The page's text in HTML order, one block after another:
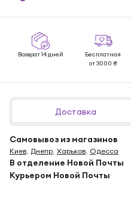
Возврат 14 дней
Бесплатная
от 3000 ₴
Доставка
Самовывоз из магазинов
Киев, Днепр, Харьков, Одесса
В отделение Новой Почты
Курьером Новой Почты